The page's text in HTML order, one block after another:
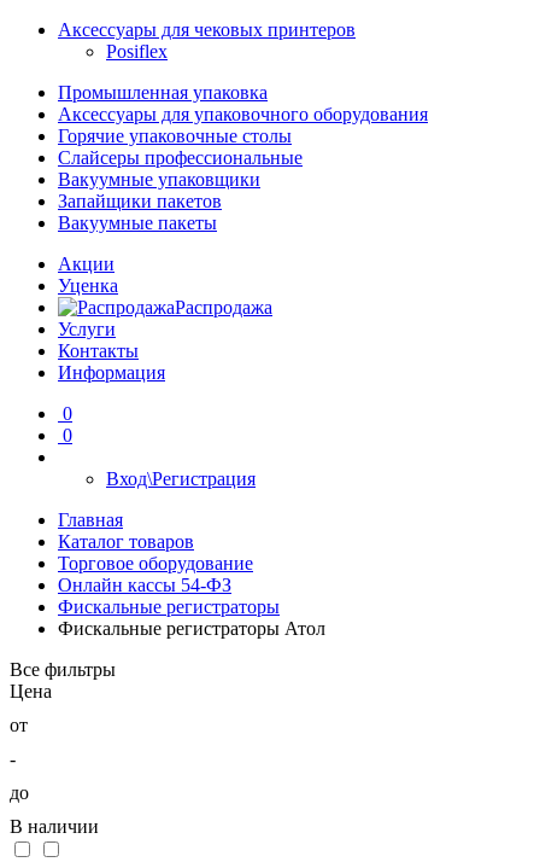
Аксессуары для чековых принтеров
Posiflex
Промышленная упаковка
Аксессуары для упаковочного оборудования
Горячие упаковочные столы
Слайсеры профессиональные
Вакуумные упаковщики
Запайщики пакетов
Вакуумные пакеты
Акции
Уценка
Распродажа
Услуги
Контакты
Информация
0
0
Вход\Регистрация
Главная
Каталог товаров
Торговое оборудование
Онлайн кассы 54-ФЗ
Фискальные регистраторы
Фискальные регистраторы Атол
Все фильтры
Цена
от
-
до
В наличии